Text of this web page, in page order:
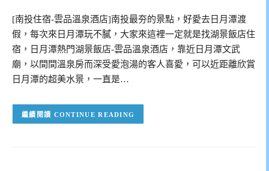
[南投住宿-雲品溫泉酒店]南投最夯的景點，好愛去日月潭渡
假，每次來日月潭玩不膩，大家來這裡一定就是找湖景飯店住
宿，日月潭熱門湖景飯店-雲品溫泉酒店，靠近日月潭文武
廟，以間間溫泉房而深受愛泡湯的客人喜愛，可以近距離欣賞
日月潭的超美水景，一直是…
CONTINUE READING